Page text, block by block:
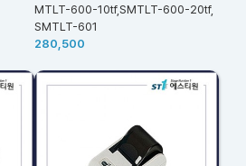
MTLT-600-10tf,SMTLT-600-20tf,
SMTLT-601
280,500